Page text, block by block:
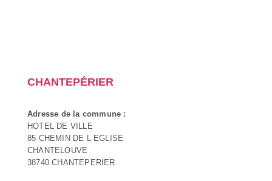
CHANTEPÉRIER
Adresse de la commune :
HOTEL DE VILLE
85 CHEMIN DE L EGLISE
CHANTELOUVE
38740 CHANTEPERIER